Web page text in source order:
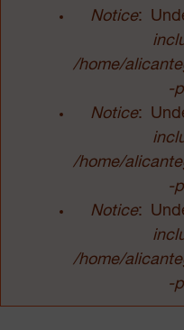
Notice:
/home/
-
Notice:
/home/
-
Notice:
/home/
-